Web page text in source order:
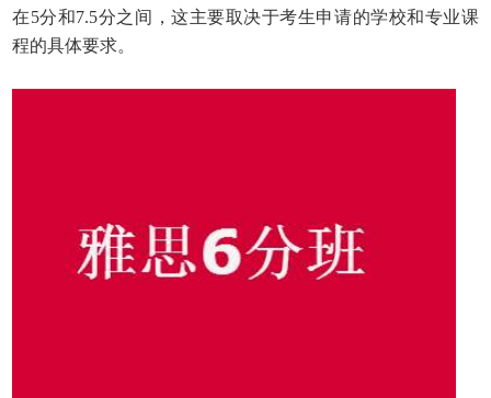
在5分和7.5分之间，这主要取决于考生申请的学校和专业课
程的具体要求。